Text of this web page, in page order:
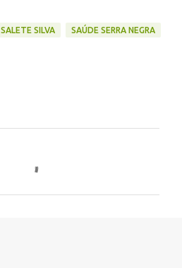
SALETE SILVA SAÚDE SERRA NEGRA